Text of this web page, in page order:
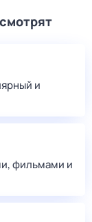
и
фильмами и